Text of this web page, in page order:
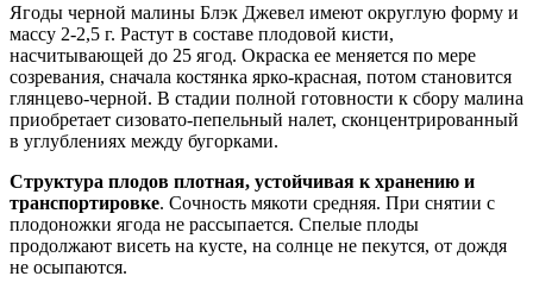
Ягоды черной малины Блэк Джевел имеют округлую форму и
массу 2-2,5 г. Растут в составе плодовой кисти,
насчитывающей до 25 ягод. Окраска ее меняется по мере
созревания, сначала костянка ярко-красная, потом становится
глянцево-черной. В стадии полной готовности к сбору малина
приобретает сизовато-пепельный налет, сконцентрированный
в углублениях между бугорками.
Структура плодов плотная, устойчивая к хранению и
транспортировке. Сочность мякоти средняя. При снятии с
плодоножки ягода не рассыпается. Спелые плоды
продолжают висеть на кусте, на солнце не пекутся, от дождя
не осыпаются.